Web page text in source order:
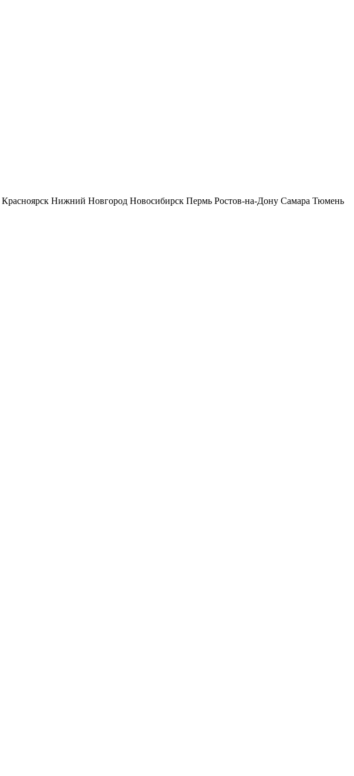
Красноярск Нижний Новгород Новосибирск Пермь Ростов-на-Дону Самара Тюмень